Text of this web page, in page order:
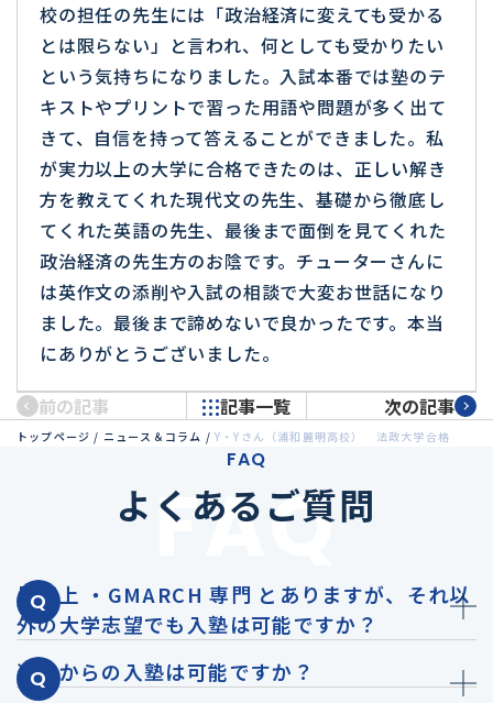
校の担任の先生には「政治経済に変えても受かる
とは限らない」と言われ、何としても受かりたい
という気持ちになりました。入試本番では塾のテ
キストやプリントで習った用語や問題が多く出て
きて、自信を持って答えることができました。私
が実力以上の大学に合格できたのは、正しい解き
方を教えてくれた現代文の先生、基礎から徹底し
てくれた英語の先生、最後まで面倒を見てくれた
政治経済の先生方のお陰です。チューターさんに
は英作文の添削や入試の相談で大変お世話になり
ました。最後まで諦めないで良かったです。本当
にありがとうございました。
前の記事
記事一覧 次の記事
トップページ / ニュース＆コラム /Y・Yさん（浦和麗明高校） 法政大学合格
FAQ
FAQ
よくあるご質問
早慶上 ・GMARCH 専門 とありますが、それ以
外の大学志望でも入塾は可能ですか？
途中からの入塾は可能ですか？